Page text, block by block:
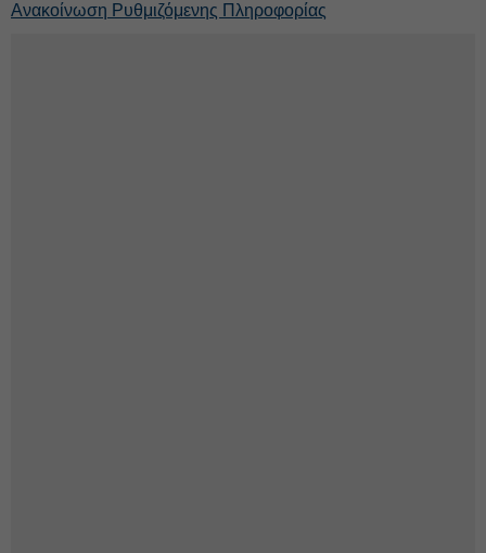
Ανακοίνωση Ρυθμιζόμενης Πληροφορίας